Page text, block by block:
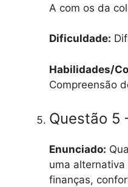
A com os da
Dificuldade:
Habilidades/
Compreensão
Questão 5
Enunciado:
uma
finanças,